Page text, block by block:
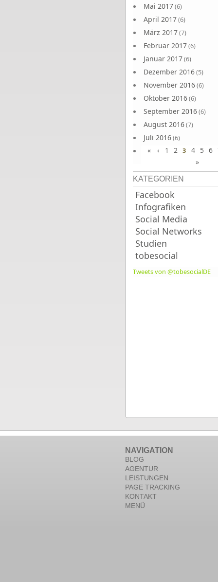
Mai 2017(6)
April 2017(6)
März 2017(7)
Februar 2017(6)
Januar 2017(6)
Dezember 2016(5)
November 2016(6)
Oktober 2016(6)
September 2016(6)
August 2016(7)
Juli 2016(6)
Juni 2016(7)
« ‹ 1 2 3 4 5 6
»
KATEGORIEN
Facebook
Infografiken
Social Media
Social Networks
Studien
tobesocial
Tweets von @tobesocialDE
NAVIGATION
BLOG
AGENTUR
LEISTUNGEN
PAGE TRACKING
KONTAKT
MENÜ